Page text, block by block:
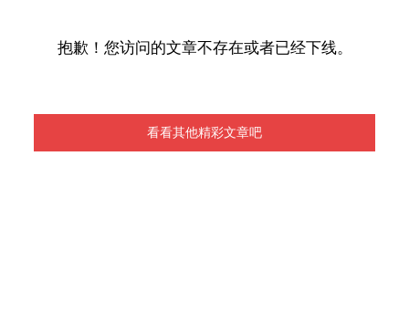
抱歉！您访问的文章不存在或者已经下线。
看看其他精彩文章吧